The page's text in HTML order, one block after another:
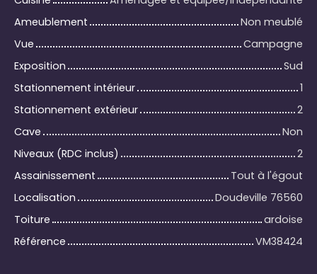
Ameublement
Non meublé
Vue
Campagne
Exposition
Sud
Stationnement intérieur
1
Stationnement extérieur
2
Cave
Non
Niveaux (RDC inclus)
2
Assainissement
Tout à l'égout
Localisation
Doudeville 76560
Toiture
ardoise
Référence
VM38424